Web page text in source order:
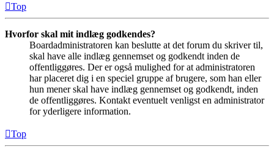
Top
Hvorfor skal mit indlæg godkendes?
Boardadministratoren kan beslutte at det forum du skriver til,
skal have alle indlæg gennemset og godkendt inden de
offentliggøres. Der er også mulighed for at administratoren
har placeret dig i en speciel gruppe af brugere, som han eller
hun mener skal have indlæg gennemset og godkendt, inden
de offentliggøres. Kontakt eventuelt venligst en administrator
for yderligere information.
Top